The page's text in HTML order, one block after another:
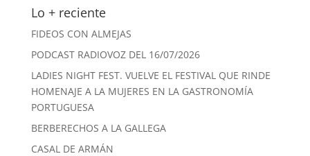
Lo + reciente
FIDEOS CON ALMEJAS
PODCAST RADIOVOZ DEL 16/07/2026
LADIES NIGHT FEST. VUELVE EL FESTIVAL QUE RINDE
HOMENAJE A LA MUJERES EN LA GASTRONOMÍA
PORTUGUESA
BERBERECHOS A LA GALLEGA
CASAL DE ARMÁN